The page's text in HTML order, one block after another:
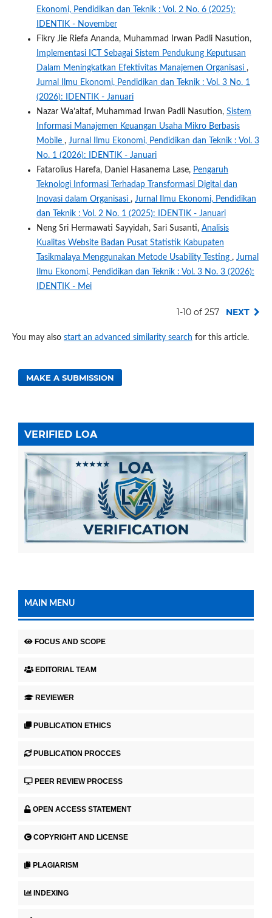
Ekonomi, Pendidikan dan Teknik : Vol. 2 No. 6 (2025):
IDENTIK - November
Fikry Jie Riefa Ananda, Muhammad Irwan Padli Nasution,
Implementasi ICT Sebagai Sistem Pendukung Keputusan
Dalam Meningkatkan Efektivitas Manajemen Organisasi ,
Jurnal Ilmu Ekonomi, Pendidikan dan Teknik : Vol. 3 No. 1
(2026): IDENTIK - Januari
Nazar Wa’altaf, Muhammad Irwan Padli Nasution, Sistem
Informasi Manajemen Keuangan Usaha Mikro Berbasis
Mobile , Jurnal Ilmu Ekonomi, Pendidikan dan Teknik : Vol. 3
No. 1 (2026): IDENTIK - Januari
Fatarolius Harefa, Daniel Hasanema Lase, Pengaruh
Teknologi Informasi Terhadap Transformasi Digital dan
Inovasi dalam Organisasi , Jurnal Ilmu Ekonomi, Pendidikan
dan Teknik : Vol. 2 No. 1 (2025): IDENTIK - Januari
Neng Sri Hermawati Sayyidah, Sari Susanti, Analisis
Kualitas Website Badan Pusat Statistik Kabupaten
Tasikmalaya Menggunakan Metode Usability Testing , Jurnal
Ilmu Ekonomi, Pendidikan dan Teknik : Vol. 3 No. 3 (2026):
IDENTIK - Mei
1-10 of 257 NEXT
You may also start an advanced similarity search for this article.
MAKE A SUBMISSION
VERIFIED LOA
MAIN MENU
FOCUS AND SCOPE
EDITORIAL TEAM
REVIEWER
PUBLICATION ETHICS
PUBLICATION PROCCES
PEER REVIEW PROCESS
OPEN ACCESS STATEMENT
COPYRIGHT AND LICENSE
PLAGIARISM
INDEXING